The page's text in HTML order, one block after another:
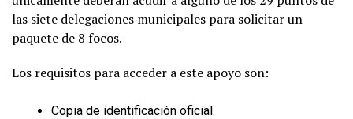
las siete delegaciones municipales para solicitar un
paquete de 8 focos.
Los requisitos para acceder a este apoyo son:
Copia de identificación oficial.